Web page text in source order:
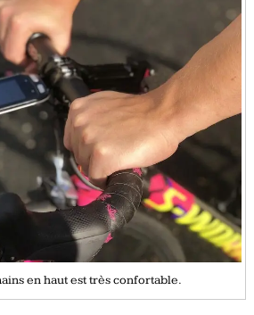
en haut est très confortable.